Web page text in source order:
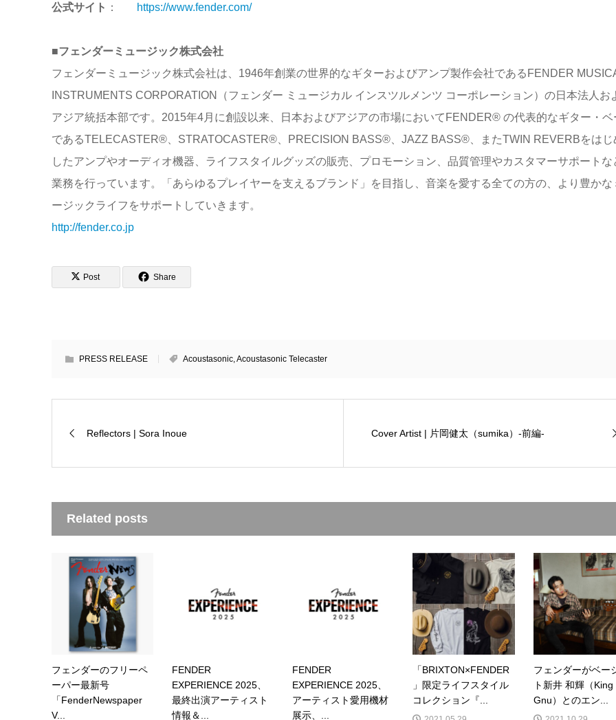
公式サイト ： https://www.fender.com/
■フェンダーミュージック株式会社
フェンダーミュージック株式会社は、1946年創業の世界的なギターおよびアンプ製作会社であるFENDER
INSTRUMENTS CORPORATION（フェンダー ミュージカル インスツルメンツ コーポレーション）の日本法人お
アジア統括本部です。2015年4月に創設以来、日本およびアジアの市場においてFENDER® の代表的なギター・ベ
であるTELECASTER®、STRATOCASTER®、PRECISION BASS®、JAZZ BASS®、またTWIN REVERBをはじ
したアンプやオーディオ機器、ライフスタイルグッズの販売、プロモーション、品質管理やカスタマーサポートな
業務を行っています。「あらゆるプレイヤーを支えるブランド」を目指し、音楽を愛する全ての方の、より豊かな
ージックライフをサポートしていきます。
http://fender.co.jp
Post Share
PRESS RELEASE Acoustasonic, Acoustasonic Telecaster
Reflectors | Sora Inoue Cover Artist | 片岡健太（sumika）-前編-
Related posts
フェンダーのフリーペ
ーパー最新号
「FenderNewspaper
V...
FENDER
EXPERIENCE 2025、
最終出演アーティスト
情報＆...
FENDER
EXPERIENCE 2025、
アーティスト愛用機材
展示、...
「BRIXTON×FENDER
」限定ライフスタイル
コレクション『...
フェンダーがベー
ト新井 和輝（King
Gnu）とのエン...